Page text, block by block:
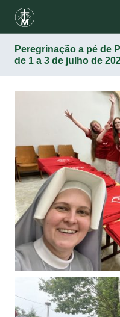
Peregrinação a pé de
de 1 a 3 de julho de